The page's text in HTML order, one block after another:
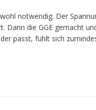
notwendig. Der
Dann die GGE gemacht
passt, fühlt sich